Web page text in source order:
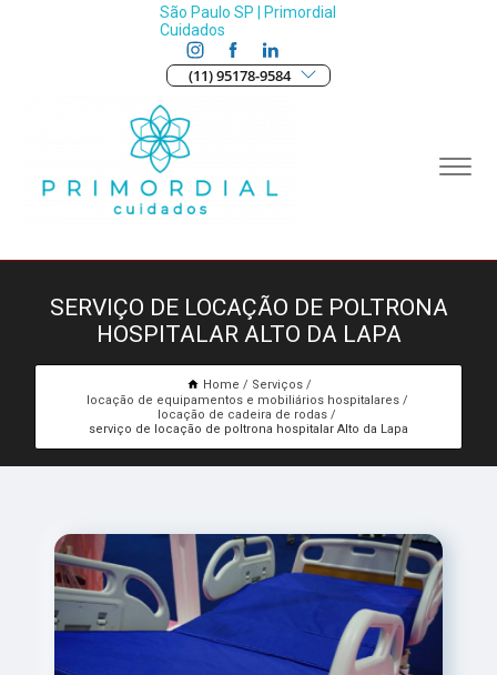
São Paulo SP | Primordial
Cuidados
(11) 95178-9584
SERVIÇO DE LOCAÇÃO DE POLTRONA
HOSPITALAR ALTO DA LAPA
Home
Serviços
locação de equipamentos e mobiliários hospitalares
locação de cadeira de rodas
serviço de locação de poltrona hospitalar Alto da Lapa